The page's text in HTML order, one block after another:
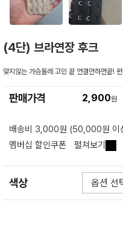
(4단) 브라연장 후크
맞지않는 가슴둘레 고민 끝 연결만하면끝!
판매가격 2,900원
배송비 3,000원 (50,000원 이
멤버십 할인쿠폰
펼쳐보기
색상